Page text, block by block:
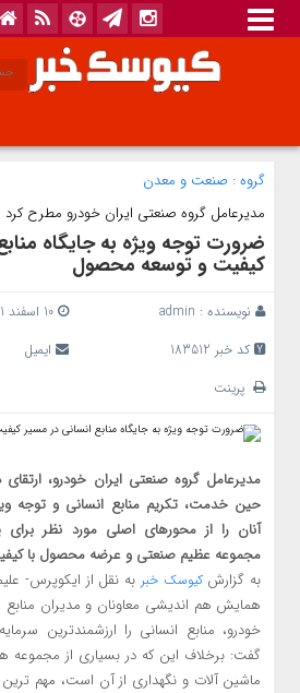
گروه : صنعت و معدن
مدیرعامل گروه صنعتی ایران خودرو مطرح کرد
ضرورت توجه ویژه به جایگاه
کیفیت و توسعه محصول
نویسنده : admin
10 اسفند 1401
کد خبر 183512
ایمیل
پرینت
مدیرعامل گروه صنعتی ایران خودرو،
حین خدمت، تکریم منابع انسانی و توجه
آنان را از محورهای اصلی مورد نظر
مجموعه عظیم صنعتی و عرضه محصول با
به گزارشکیوسک خبر به نقل از ایکوپرس-
همایش هم اندیشی معاونان و مدیران منابع
خودرو، منابع انسانی را ارزشمندترین
گفت: برخلاف این که در بسیاری از مجموعه
ماشین آلات و نگهداری از آن است، مهم ترین